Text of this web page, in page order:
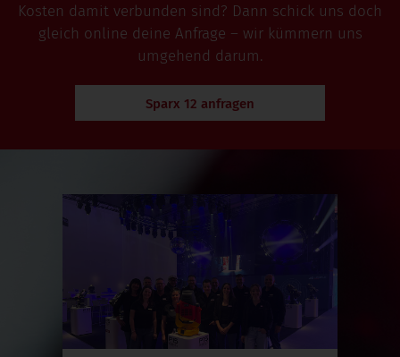
Kosten damit verbunden sind? Dann schick uns doch
gleich online deine Anfrage – wir kümmern uns
umgehend darum.
Sparx 12 anfragen